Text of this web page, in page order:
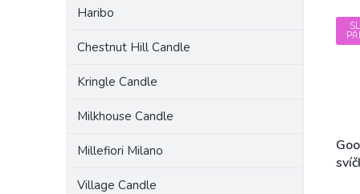
Haribo
Chestnut Hill Candle
Kringle Candle
Milkhouse Candle
Millefiori Milano
Village Candle